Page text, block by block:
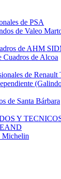
de PSA
de Valeo
de AHM
de Alcoa
de Renault
de Santa Bárbara
Y
Michelin